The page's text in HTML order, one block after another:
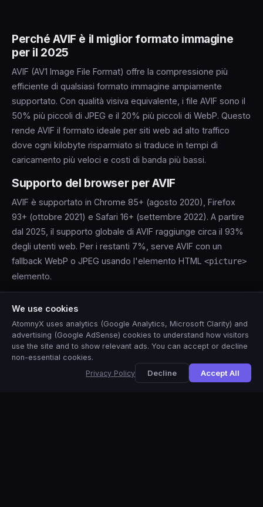
Perché AVIF è il miglior formato immagine
per il 2025
AVIF (AV1 Image File Format) offre la compressione più
efficiente di qualsiasi formato immagine ampiamente
supportato. Con qualità visiva equivalente, i file AVIF sono il
50% più piccoli di JPEG e il 20% più piccoli di WebP. Questo
rende AVIF il formato ideale per siti web ad alto traffico
dove ogni kilobyte risparmiato si traduce in tempi di
caricamento più veloci e costi di banda più bassi.
Supporto del browser per AVIF
AVIF è supportato in Chrome 85+ (agosto 2020), Firefox
93+ (ottobre 2021) e Safari 16+ (settembre 2022). A partire
dal 2025, il supporto globale di AVIF raggiunge circa il 93%
degli utenti web. Per i restanti 7%, serve AVIF con un
fallback WebP o JPEG usando l'elemento HTML <picture>
elemento.
Questo strumento richiede Chrome o Firefox per la codifica
di output AVIF. Safari può decodificare AVIF ma non
supporta la codifica AVIF tramite l'API Canvas a partire dal
2024. Se l'opzione AVIF fallisce nel tuo browser, passa a
Chrome o Firefox, o usa WebP come alternativa - è il 25%
We use cookies
AtomnyX uses analytics (Google Analytics, Microsoft Clarity) and
advertising (Google AdSense) cookies to understand how visitors
use the site and to show relevant ads. You can accept or decline
non-essential cookies.
Privacy Policy
Decline Accept All
View this site in English Yes No, thanks